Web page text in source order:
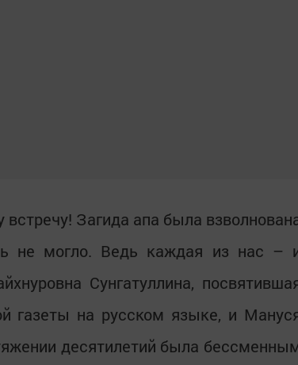
Загида апа была
могло. Ведь каждая из нас –
Сунгатуллина,
газеты на русском языке, и
десятилетий была